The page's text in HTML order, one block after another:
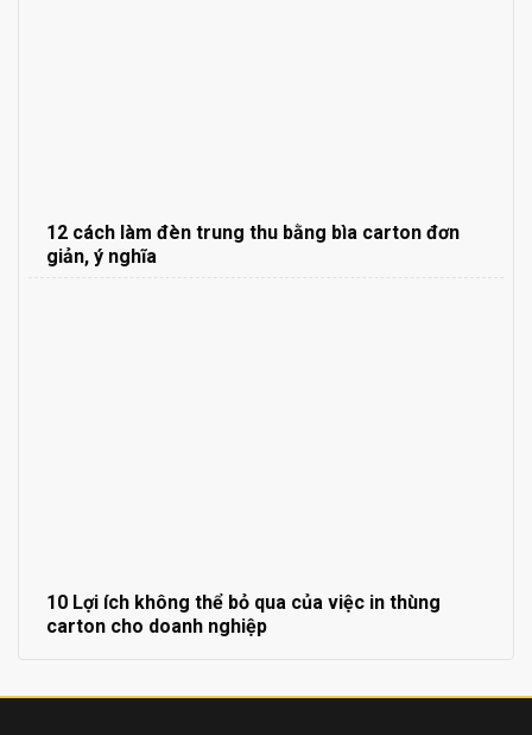
12 cách làm đèn trung thu bằng bìa carton đơn
giản, ý nghĩa
10 Lợi ích không thể bỏ qua của việc in thùng
carton cho doanh nghiệp